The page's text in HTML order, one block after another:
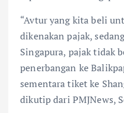
“Avtur yang kita beli
dikenakan pajak,
Singapura, pajak tidak
penerbangan ke
sementara tiket ke
dikutip dari PMJNews,